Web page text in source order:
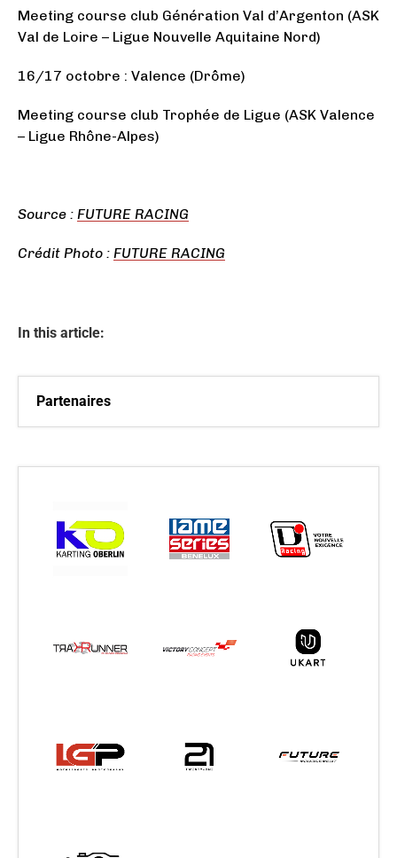
Meeting course club Génération Val d’Argenton (ASK
Val de Loire – Ligue Nouvelle Aquitaine Nord)
16/17 octobre : Valence (Drôme)
Meeting course club Trophée de Ligue (ASK Valence
– Ligue Rhône-Alpes)
Source : FUTURE RACING
Crédit Photo : FUTURE RACING
In this article:
Partenaires